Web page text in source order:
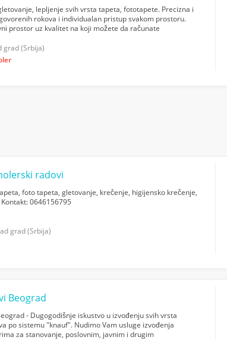
lepljenje svih vrsta tapeta, fototapete. Precizna i
rokova i individualan pristup svakom prostoru.
prostor uz kvalitet na koji možete da računate
grad (Srbija)
radovi
foto tapeta, gletovanje, krečenje, higijensko krečenje,
0646156795
grad (Srbija)
Beograd
- Dugogodišnje iskustvo u izvođenju svih vrsta
po sistemu "knauf". Nudimo Vam usluge izvođenja
za stanovanje, poslovnim, javnim i drugim